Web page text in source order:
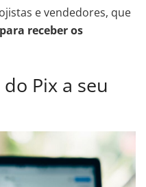
e vendedores, que
receber os
Pix a seu